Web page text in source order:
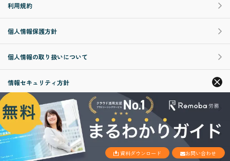
資料ダウンロード お問い合わせ
利用規約
個人情報保護方針
個人情報の取り扱いについて
情報セキュリティ方針
特定商取引に基づく表記
調査概要
お問い合わせ